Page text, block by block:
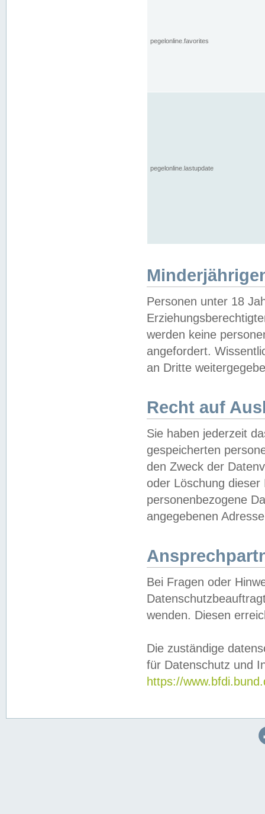
pegelonline.favorites
pegelonline.lastupdate
Personen unter 18
werden keine
angefordert.
an Dritte
Recht auf
Sie haben jederzeit
gespeicherten
den Zweck der
oder Löschung
personenbezogene
angegebenen
Bei Fragen oder
wenden. Diesen
Die zuständige
für Datenschutz und
https://